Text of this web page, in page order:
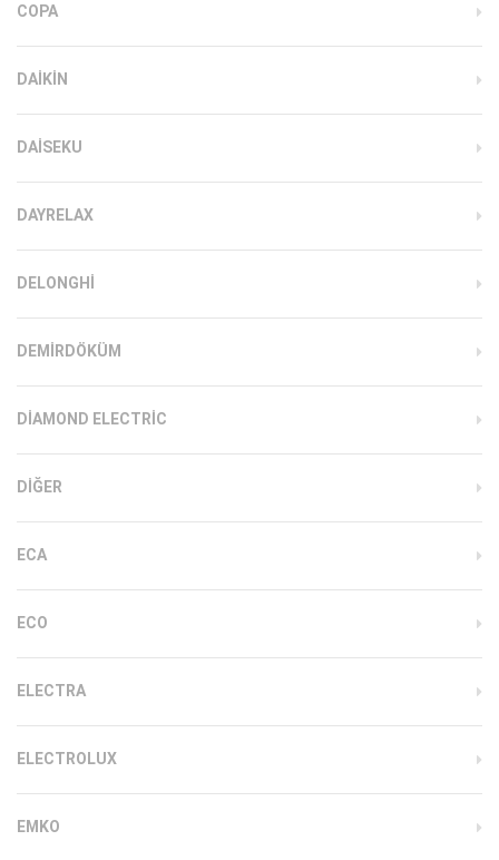
COPA
DAIKIN
DAISEKU
DAYRELAX
DELONGHI
DEMIRDÖKÜM
DIAMOND ELECTRIC
DIĞER
ECA
ECO
ELECTRA
ELECTROLUX
EMKO